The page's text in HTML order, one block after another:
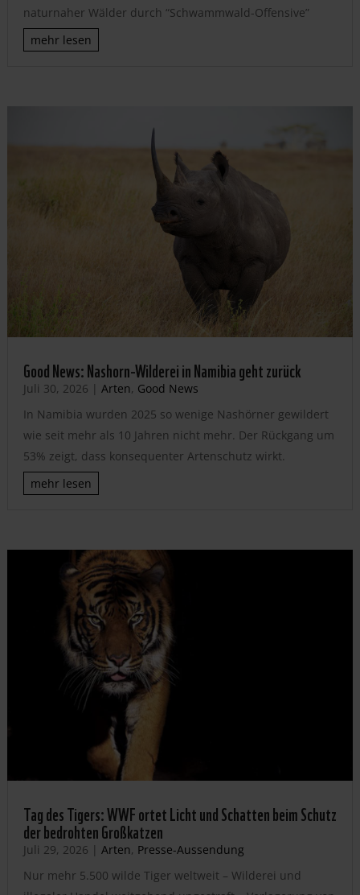
naturnaher Wälder durch “Schwammwald-Offensive”
mehr lesen
Good News: Nashorn-Wilderei in Namibia geht zurück
Juli 30, 2026 | Arten, Good News
In Namibia wurden 2025 so wenige Nashörner gewildert
wie seit mehr als 10 Jahren nicht mehr. Der Rückgang um
53% zeigt, dass konsequenter Artenschutz wirkt.
mehr lesen
Tag des Tigers: WWF ortet Licht und Schatten beim Schutz
der bedrohten Großkatzen
Juli 29, 2026 | Arten, Presse-Aussendung
Nur mehr 5.500 wilde Tiger weltweit – Wilderei und